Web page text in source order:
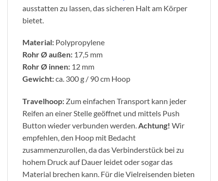
ausstatten zu lassen, das sicheren Halt am Körper
bietet.
Material: Polypropylene
Rohr Ø außen: 17,5 mm
Rohr Ø innen: 12 mm
Gewicht:ca. 300 g / 90 cm Hoop
Travelhoop: Zum einfachen Transport kann jeder
Reifen an einer Stelle geöffnet und mittels Push
Button wieder verbunden werden.Achtung! Wir
empfehlen, den Hoop mit Bedacht
zusammenzurollen, da das Verbinderstück bei zu
hohem Druck auf Dauer leidet oder sogar das
Material brechen kann. Für die Vielreisenden bieten